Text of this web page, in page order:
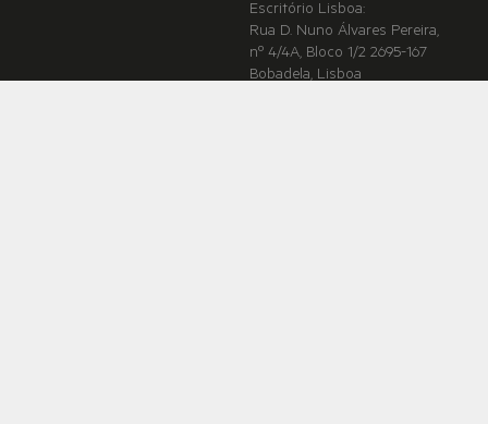
Escritório Lisboa:
Rua D. Nuno Álvares Pereira,
nº 4/4A, Bloco 1/2 2695-167
Bobadela, Lisboa